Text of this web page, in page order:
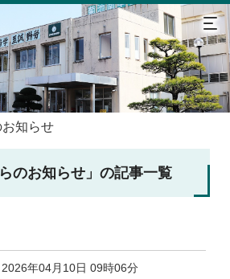
知らせ
らのお知らせ」の記事一覧
2026年04月10日 09時06分